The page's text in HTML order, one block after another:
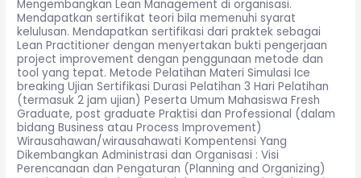
Mengembangkan Lean Management di organisasi.
Mendapatkan sertifikat teori bila memenuhi syarat
kelulusan. Mendapatkan sertifikasi dari praktek sebagai
Lean Practitioner dengan menyertakan bukti pengerjaan
project improvement dengan penggunaan metode dan
tool yang tepat. Metode Pelatihan Materi Simulasi Ice
breaking Ujian Sertifikasi Durasi Pelatihan 3 Hari Pelatihan
(termasuk 2 jam ujian) Peserta Umum Mahasiswa Fresh
Graduate, post graduate Praktisi dan Professional (dalam
bidang Business atau Process Improvement)
Wirausahawan/wirausahawati Kompentensi Yang
Dikembangkan Administrasi dan Organisasi : Visi
Perencanaan dan Pengaturan (Planning and Organizing)